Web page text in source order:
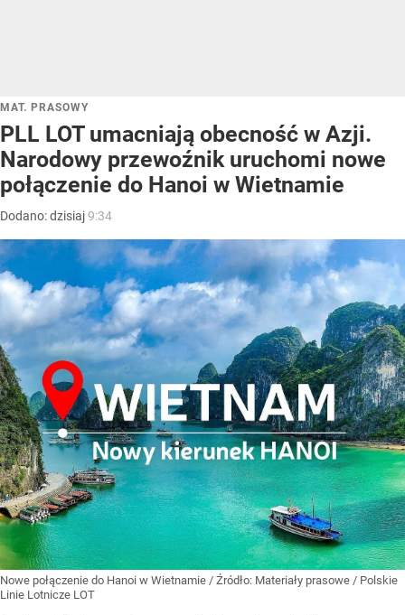
MAT. PRASOWY
PLL LOT umacniają obecność w Azji.
Narodowy przewoźnik uruchomi nowe
połączenie do Hanoi w Wietnamie
Dodano:dzisiaj9:34
Nowe połączenie do Hanoi w Wietnamie / Źródło: Materiały prasowe / Polskie
Linie Lotnicze LOT